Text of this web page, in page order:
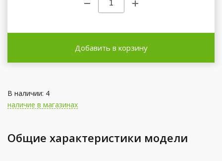
Добавить в корзину
В наличии: 4
наличие в магазинах
Общие характеристики модели